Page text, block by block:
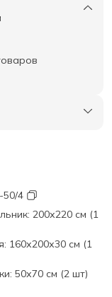
50/4
200х220 см (1
160х200х30 см (1
50х70 см (2 шт)